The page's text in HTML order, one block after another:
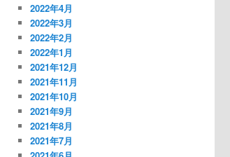
2022年4月
2022年3月
2022年2月
2022年1月
2021年12月
2021年11月
2021年10月
2021年9月
2021年8月
2021年7月